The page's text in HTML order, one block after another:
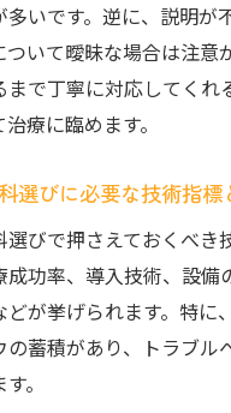
多いです。逆に、説明が
いて曖昧な場合は注意
まで丁寧に対応してくれ
療に臨めます。
選びに必要な技術指標
選びで押さえておくべき
成功率、導入技術、設備
どが挙げられます。特に
の蓄積があり、トラブル
。